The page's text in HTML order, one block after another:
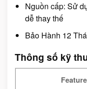
Nguồn cấp: Sử
dễ thay thế
Bảo Hành 12
Thông số kỹ
Feature